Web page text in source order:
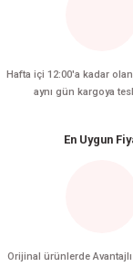
Hafta içi 12:00'a kadar
aynı gün kargoya
En Uygun
Orijinal ürünlerde